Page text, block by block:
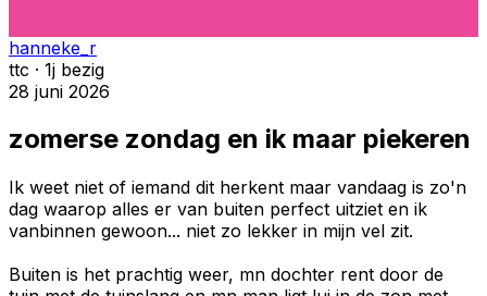
hanneke_r
ttc · 1j bezig
28 juni 2026
zomerse zondag en ik maar piekeren
Ik weet niet of iemand dit herkent maar vandaag is zo'n
dag waarop alles er van buiten perfect uitziet en ik
vanbinnen gewoon... niet zo lekker in mijn vel zit.
Buiten is het prachtig weer, mn dochter rent door de